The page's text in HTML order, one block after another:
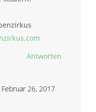
Antworten
26, 2017